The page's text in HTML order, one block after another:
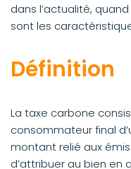
dans l’actualité,
sont les
Définition
La taxe carbone
consommateur final
montant relié aux
d’attribuer au bien en